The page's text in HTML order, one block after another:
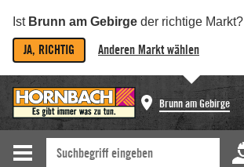
Ist Brunn am Gebirge der richtige Markt?
JA, RICHTIG Anderen Markt wählen
Brunn am Gebirge